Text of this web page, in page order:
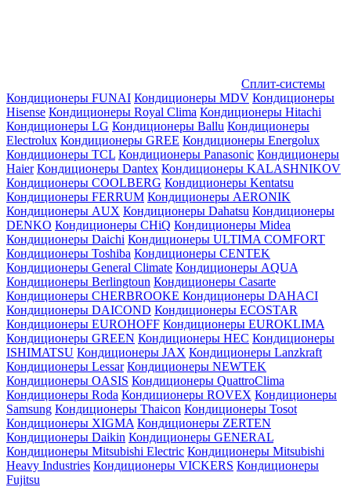
Сплит-системы
Кондиционеры FUNAI Кондиционеры MDV Кондиционеры
Hisense Кондиционеры Royal Clima Кондиционеры Hitachi
Кондиционеры LG Кондиционеры Ballu Кондиционеры
Electrolux Кондиционеры GREE Кондиционеры Energolux
Кондиционеры TCL Кондиционеры Panasonic Кондиционеры
Haier Кондиционеры Dantex Кондиционеры KALASHNIKOV
Кондиционеры СOOLBERG Кондиционеры Kentatsu
Кондиционеры FERRUM Кондиционеры AERONIK
Кондиционеры AUX Кондиционеры Dahatsu Кондиционеры
DENKO Кондиционеры CHiQ Кондиционеры Midea
Кондиционеры Daichi Кондиционеры ULTIMA COMFORT
Кондиционеры Toshiba Кондиционеры CENTEK
Кондиционеры General Climate Кондиционеры AQUA
Кондиционеры Berlingtoun Кондиционеры Casarte
Кондиционеры CHERBROOKE Кондиционеры DAHACI
Кондиционеры DAICOND Кондиционеры ECOSTAR
Кондиционеры EUROHOFF Кондиционеры EUROKLIMA
Кондиционеры GREEN Кондиционеры HEC Кондиционеры
ISHIMATSU Кондиционеры JAX Кондиционеры Lanzkraft
Кондиционеры Lessar Кондиционеры NEWTEK
Кондиционеры OASIS Кондиционеры QuattroClima
Кондиционеры Roda Кондиционеры ROVEX Кондиционеры
Samsung Кондиционеры Thaicon Кондиционеры Tosot
Кондиционеры XIGMA Кондиционеры ZERTEN
Кондиционеры Daikin Кондиционеры GENERAL
Кондиционеры Mitsubishi Electric Кондиционеры Mitsubishi
Heavy Industries Кондиционеры VICKERS Кондиционеры
Fujitsu